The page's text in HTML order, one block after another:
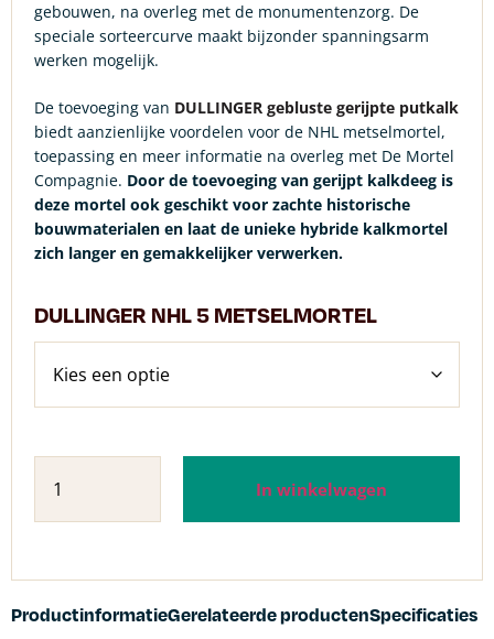
gebouwen, na overleg met de monumentenzorg. De
speciale sorteercurve maakt bijzonder spanningsarm
werken mogelijk.
De toevoeging van DULLINGER gebluste gerijpte putkalk
biedt aanzienlijke voordelen voor de NHL metselmortel,
toepassing en meer informatie na overleg met De Mortel
Compagnie. Door de toevoeging van gerijpt kalkdeeg is
deze mortel ook geschikt voor zachte historische
bouwmaterialen en laat de unieke hybride kalkmortel
zich langer en gemakkelijker verwerken.
DULLINGER NHL 5 METSELMORTEL
In winkelwagen
ProductinformatieGerelateerde productenSpecificaties